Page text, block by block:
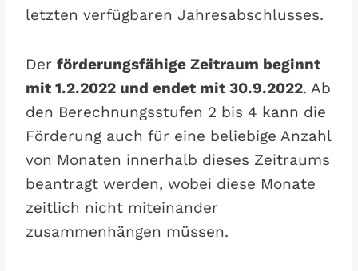
letzten verfügbaren Jahresabschlusses.
Der förderungsfähige Zeitraum beginnt
mit 1.2.2022 und endet mit 30.9.2022. Ab
den Berechnungsstufen 2 bis 4 kann die
Förderung auch für eine beliebige Anzahl
von Monaten innerhalb dieses Zeitraums
beantragt werden, wobei diese Monate
zeitlich nicht miteinander
zusammenhängen müssen.